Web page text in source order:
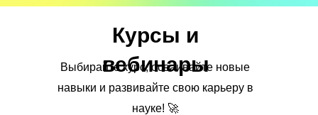
Курсы и
вебинары
Выбирайте курс, осваивайте новые
навыки и развивайте свою карьеру в
науке! 🚀